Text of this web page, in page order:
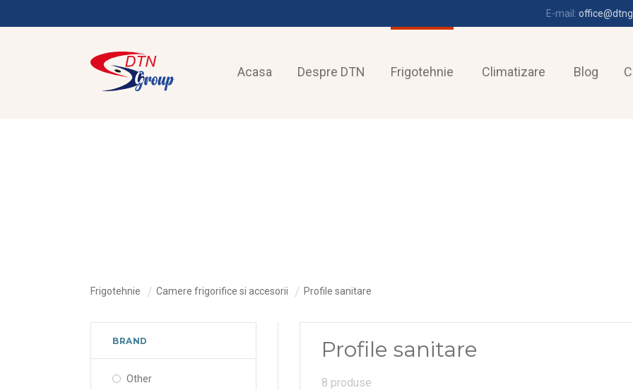
E-mail:
Acasa Despre DTN Frigotehnie Climatizare Blog
Frigotehnie Camere frigorifice si accesorii Profile sanitare
BRAND
Other
Profile sanitare
8 produse